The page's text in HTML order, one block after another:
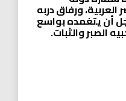
ورفاق دربه
أن يتغمده بواسع
الصبر والثبات.